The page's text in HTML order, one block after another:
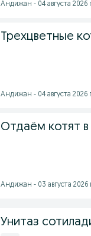
Андижан - 04 августа 2026
Трехцветные
Андижан - 04 августа 2026
Отдаём котят
Андижан - 03 августа 2026
Унитаз